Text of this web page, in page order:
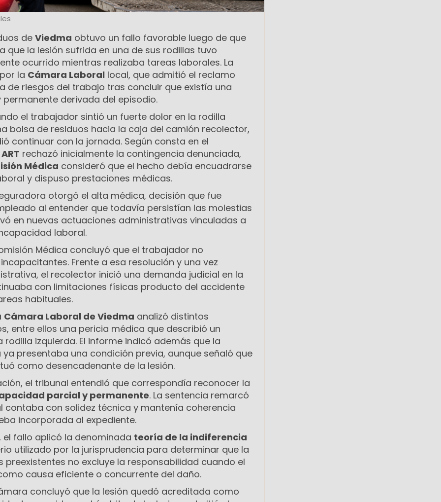
de Viedma obtuvo un fallo favorable luego de que
que la lesión sufrida en una de sus rodillas tuvo
ocurrido mientras realizaba tareas laborales. La
la Cámara Laboral local, que admitió el reclamo
de riesgos del trabajo tras concluir que existía una
derivada del episodio.
el trabajador sintió un fuerte dolor en la rodilla
bolsa de residuos hacia la caja del camión recolector,
continuar con la jornada. Según consta en el
ART rechazó inicialmente la contingencia denunciada,
Médica consideró que el hecho debía encuadrarse
y dispuso prestaciones médicas.
otorgó el alta médica, decisión que fue
al entender que todavía persistían las molestias
en nuevas actuaciones administrativas vinculadas a
laboral.
Médica concluyó que el trabajador no
Frente a esa resolución y una vez
el recolector inició una demanda judicial en la
con limitaciones físicas producto del accidente
habituales.
Cámara Laboral de Viedma analizó distintos
entre ellos una pericia médica que describió un
rodilla izquierda. El informe indicó además que la
presentaba una condición previa, aunque señaló que
como desencadenante de la lesión.
el tribunal entendió que correspondía reconocer la
parcial y permanente. La sentencia remarcó
contaba con solidez técnica y mantenía coherencia
incorporada al expediente.
el fallo aplicó la denominada teoría de la indiferencia
utilizado por la jurisprudencia para determinar que la
preexistentes no excluye la responsabilidad cuando el
causa eficiente o concurrente del daño.
concluyó que la lesión quedó acreditada como